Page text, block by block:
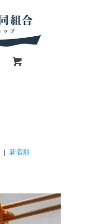
| 新着順